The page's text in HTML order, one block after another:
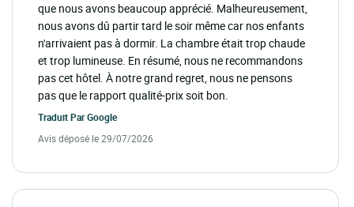
que nous avons beaucoup apprécié. Malheureusement,
nous avons dû partir tard le soir même car nos enfants
n'arrivaient pas à dormir. La chambre était trop chaude
et trop lumineuse. En résumé, nous ne recommandons
pas cet hôtel. À notre grand regret, nous ne pensons
pas que le rapport qualité-prix soit bon.
Traduit ParGoogle
Avis déposé le 29/07/2026